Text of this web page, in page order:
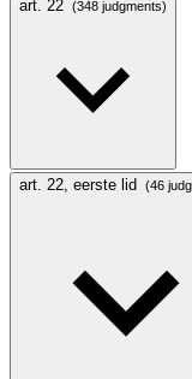
art. 22 (348 judgments)
art. 22, eerste lid (46